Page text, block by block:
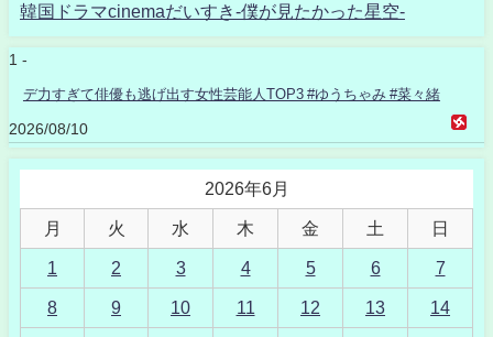
韓国ドラマcinemaだいすき-僕が見たかった星空-
1 -
デ力すぎて俳優も逃げ出す女性芸能人TOP3 #ゆうちゃみ #菜々緒
2026/08/10
2026年6月
月 火 水 木 金 土 日
1 2 3 4 5 6 7
8 9 10 11 12 13 14